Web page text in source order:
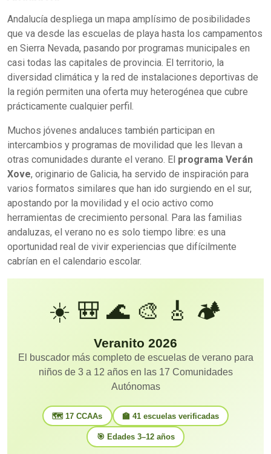
Andalucía despliega un mapa amplísimo de posibilidades
que va desde las escuelas de playa hasta los campamentos
en Sierra Nevada, pasando por programas municipales en
casi todas las capitales de provincia. El territorio, la
diversidad climática y la red de instalaciones deportivas de
la región permiten una oferta muy heterogénea que cubre
prácticamente cualquier perfil.
Muchos jóvenes andaluces también participan en
intercambios y programas de movilidad que les llevan a
otras comunidades durante el verano. El programa Verán
Xove, originario de Galicia, ha servido de inspiración para
varios formatos similares que han ido surgiendo en el sur,
apostando por la movilidad y el ocio activo como
herramientas de crecimiento personal. Para las familias
andaluzas, el verano no es solo tiempo libre: es una
oportunidad real de vivir experiencias que difícilmente
cabrían en el calendario escolar.
☀️ 🎒 🌊 🎨 🎸 🏕️
Veranito 2026
El buscador más completo de escuelas de verano para
niños de 3 a 12 años en las 17 Comunidades
Autónomas
🗺️ 17 CCAAs 🏫 41 escuelas verificadas
🎯 Edades 3–12 años